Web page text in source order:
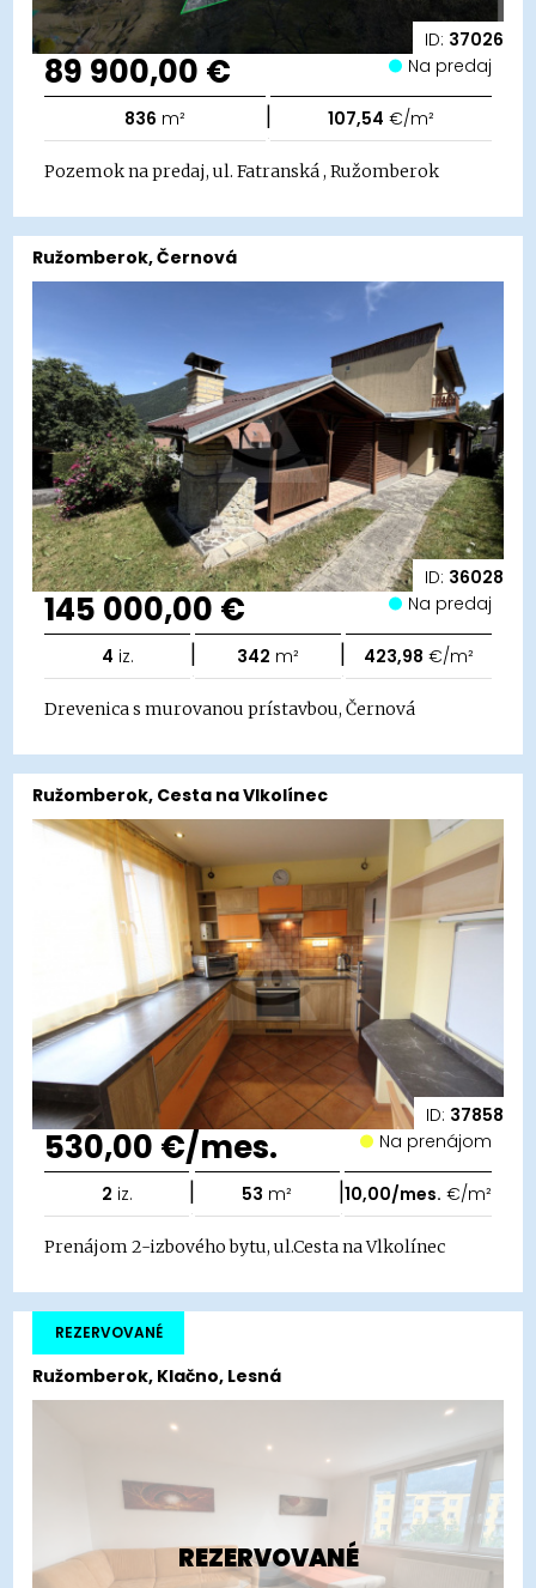
ID: 37026
89 900,00 € Na predaj
836 m² | 107,54 €/m²
Pozemok na predaj, ul. Fatranská , Ružomberok
ID: 36028
Ružomberok, Černová
145 000,00 € Na predaj
4 iz. | 342 m² | 423,98 €/m²
Drevenica s murovanou prístavbou, Černová
ID: 37858
Ružomberok, Cesta na Vlkolínec
530,00 €/mes. Na prenájom
2 iz. | 53 m² |10,00/mes. €/m²
Prenájom 2-izbového bytu, ul.Cesta na Vlkolínec
REZERVOVANÉ
Ružomberok, Klačno, Lesná
REZERVOVANÉ